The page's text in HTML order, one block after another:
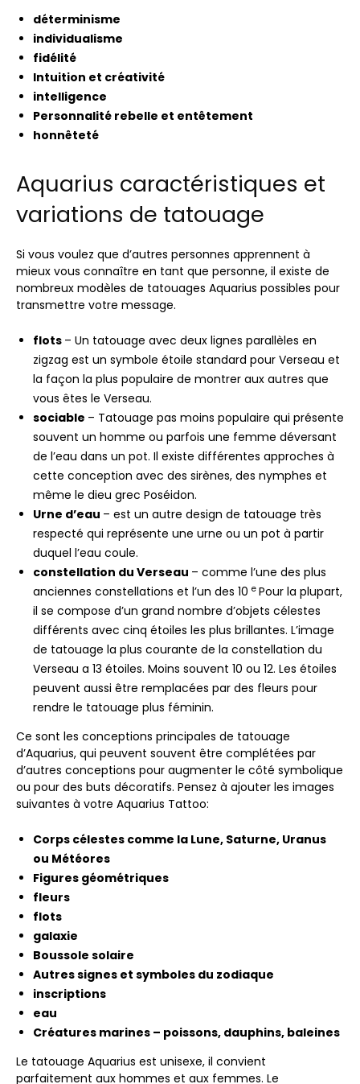
déterminisme
individualisme
fidélité
Intuition et créativité
intelligence
Personnalité rebelle et entêtement
honnêteté
Aquarius caractéristiques et
variations de tatouage
Si vous voulez que d’autres personnes apprennent à
mieux vous connaître en tant que personne, il existe de
nombreux modèles de tatouages ​​Aquarius possibles pour
transmettre votre message.
flots – Un tatouage avec deux lignes parallèles en
zigzag est un symbole étoile standard pour Verseau et
la façon la plus populaire de montrer aux autres que
vous êtes le Verseau.
sociable – Tatouage pas moins populaire qui présente
souvent un homme ou parfois une femme déversant
de l’eau dans un pot. Il existe différentes approches à
cette conception avec des sirènes, des nymphes et
même le dieu grec Poséidon.
Urne d’eau – est un autre design de tatouage très
respecté qui représente une urne ou un pot à partir
duquel l’eau coule.
constellation du Verseau – comme l’une des plus
anciennes constellations et l’un des 10 e Pour la plupart,
il se compose d’un grand nombre d’objets célestes
différents avec cinq étoiles les plus brillantes. L’image
de tatouage la plus courante de la constellation du
Verseau a 13 étoiles. Moins souvent 10 ou 12. Les étoiles
peuvent aussi être remplacées par des fleurs pour
rendre le tatouage plus féminin.
Ce sont les conceptions principales de tatouage
d’Aquarius, qui peuvent souvent être complétées par
d’autres conceptions pour augmenter le côté symbolique
ou pour des buts décoratifs. Pensez à ajouter les images
suivantes à votre Aquarius Tattoo:
Corps célestes comme la Lune, Saturne, Uranus
ou Météores
Figures géométriques
fleurs
flots
galaxie
Boussole solaire
Autres signes et symboles du zodiaque
inscriptions
eau
Créatures marines – poissons, dauphins, baleines
Le tatouage Aquarius est unisexe, il convient
parfaitement aux hommes et aux femmes. Le